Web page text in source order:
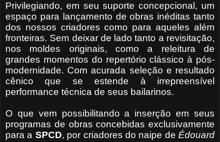
Privilegiando, em seu suporte concepcional, um
espaço para lançamento de obras inéditas tanto
dos nossos criadores como para aqueles além
fronteiras. Sem deixar de lado tanto a revisitação,
nos moldes originais, como a releitura de
grandes momentos do repertório clássico à pós-
modernidade. Com acurada seleção e resultado
cênico que se estende à irrepreensível
performance técnica de seus bailarinos.
O que vem possibilitando a inserção em seus
programas de obras concebidas exclusivamente
para a SPCD, por criadores do naipe de Édouard